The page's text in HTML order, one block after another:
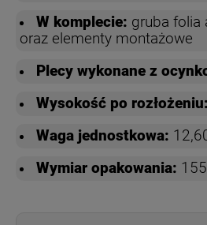
W komplecie: gruba folia
oraz elementy montażowe
Plecy wykonane z
Wysokość po rozłożeniu:
Waga jednostkowa:
Wymiar opakowania: